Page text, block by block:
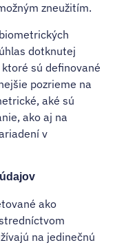
zneužitím.
dotknutej
sú definované
pozrieme na
aké sú
ako aj na
v
ako
na jedinečnú